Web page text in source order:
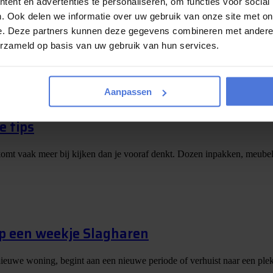
Ook delen we informatie over uw gebruik van onze site met
Deze partners kunnen deze gegevens combineren met
op basis van uw gebruik van hun services.
Aanpassen
maken we de winnaar bekend!
bijna bekendgemaakt! De afgelopen periode kon u via Magic
tips
vaak meer bij kijken dan je vooraf denkt. Dozen inpakken,
een weekje Slagharen
woning, begint aan een nieuwe periode of verhuist naar een